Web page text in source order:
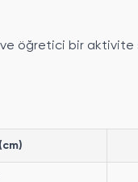
öğretici bir aktivite